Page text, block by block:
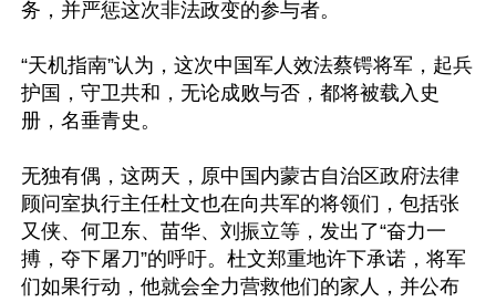
务，并严惩这次非法政变的参与者。
“天机指南”认为，这次中国军人效法蔡锷将军，起兵
护国，守卫共和，无论成败与否，都将被载入史
册，名垂青史。
无独有偶，这两天，原中国内蒙古自治区政府法律
顾问室执行主任杜文也在向共军的将领们，包括张
又侠、何卫东、苗华、刘振立等，发出了“奋力一
搏，夺下屠刀”的呼吁。杜文郑重地许下承诺，将军
们如果行动，他就会全力营救他们的家人，并公布